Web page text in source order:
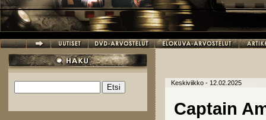
Hakulomake
Keskiviikko - 12.02.2025
Captain